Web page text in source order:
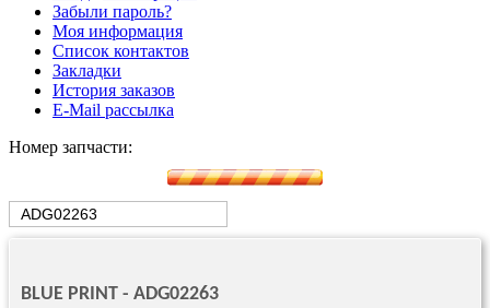
Забыли пароль?
Моя информация
Список контактов
Закладки
История заказов
E-Mail рассылка
Номер запчасти:
BLUE PRINT - ADG02263